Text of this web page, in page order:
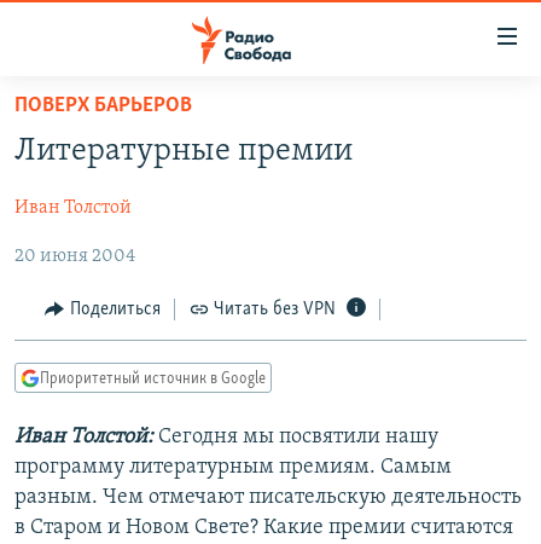
упрощенного
доступа
содержанию
Вернутся
главной
навигации
поиску
ПОДКАСТЫ
АВТОРСКИЕ ПРОЕКТЫ
ЦИТАТЫ СВОБОДЫ
МНЕНИЯ
КУЛЬТУРА
IDEL.РЕАЛИИ
КАВКАЗ.РЕАЛИИ
СЕВЕР.РЕАЛИИ
СИБИРЬ.РЕАЛИИ
ПОВЕРХ БАРЬЕРОВ
Литературные премии
Иван Толстой
20 июня 2004
Поделиться Читать без VPN
Приоритетный источник в Google
Иван Толстой:Сегодня мы посвятили нашу
программу литературным премиям. Самым
разным. Чем отмечают писательскую деятельность
в Старом и Новом Свете? Какие премии считаются